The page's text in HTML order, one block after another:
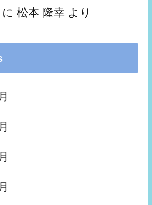
に松本 隆幸 より